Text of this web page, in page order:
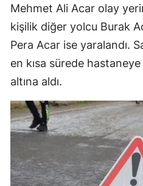
Mehmet Ali Acar olay
kişilik diğer yolcu Burak
Pera Acar ise yaralandı.
en kısa sürede
altına aldı.